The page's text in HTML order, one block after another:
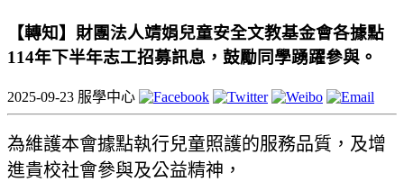
【轉知】財團法人靖娟兒童安全文教基金會各據點
114年下半年志工招募訊息，鼓勵同學踴躍參與。
2025-09-23 服學中心
為維護本會據點執行兒童照護的服務品質，及增
進貴校社會參與及公益精神，